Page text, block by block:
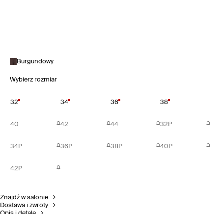
Burgundowy
Wybierz rozmiar
32 34 36 38
40 42 44 32P
34P 36P 38P 40P
42P
Znajdź w salonie
Dostawa i zwroty